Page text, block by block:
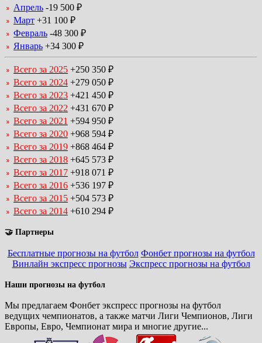
Апрель -19 500 ₽
Март +31 100 ₽
Февраль -48 300 ₽
Январь +34 300 ₽
Всего за 2025 +250 350 ₽
Всего за 2024 +279 050 ₽
Всего за 2023 +421 450 ₽
Всего за 2022 +431 670 ₽
Всего за 2021 +594 950 ₽
Всего за 2020 +968 594 ₽
Всего за 2019 +868 464 ₽
Всего за 2018 +645 573 ₽
Всего за 2017 +918 071 ₽
Всего за 2016 +536 197 ₽
Всего за 2015 +504 573 ₽
Всего за 2014 +610 294 ₽
🤝 Партнеры
Бесплатные прогнозы на футбол Фонбет прогнозы на футбол
Винлайн экспресс прогнозы Экспресс прогнозы на футбол
Наши прогнозы на футбол
Мы предлагаем Фонбет экспресс прогнозы на футбол
ведущих чемпионатов, а также матчи Лиги Чемпионов, Лиги
Европы, Евро, Чемпионат мира и многие другие...